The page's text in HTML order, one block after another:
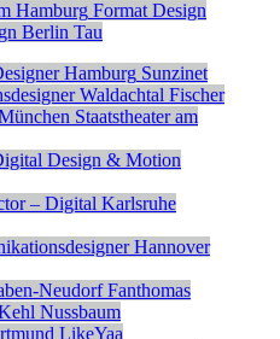
Hamburg Format Design
Berlin Tau
Hamburg Sunzinet
Waldachtal Fischer
Staatstheater am
Design & Motion
– Digital Karlsruhe
Hannover
Neudorf Fanthomas
Nussbaum
LikeYaa